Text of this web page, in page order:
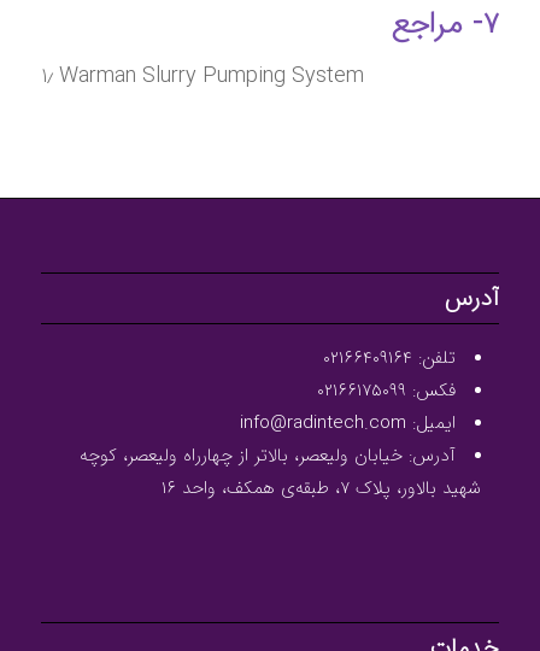
۷- مراجع
۱٫ Warman Slurry Pumping System
آدرس
تلفن: ۰۲۱۶۶۴۰۹۱۶۴
فکس: ۰۲۱۶۶۱۷۵۰۹۹
ایمیل: info@radintech.com
آدرس: خیابان ولیعصر، بالاتر از چهارراه ولیعصر، کوچه
شهید بالاور، پلاک ۷، طبقه‌ی همکف، واحد ۱۶